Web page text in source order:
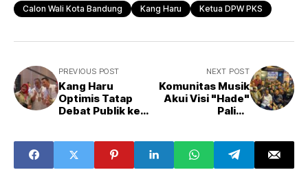
Calon Wali Kota Bandung Kang Haru Ketua DPW PKS
PREVIOUS POST
Kang Haru
Optimis Tatap
Debat Publik ke
NEXT POST
Komunitas Musik
Akui Visi "Hade"
Paling